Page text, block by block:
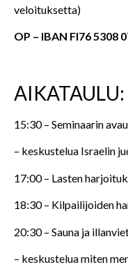
veloituksetta)
OP – IBAN FI76 5308
AIKATAULU:
15:30 – Seminaarin
– keskustelua Israelin
17:00 – Lasten
18:30 – Kilpailijoiden
20:30 – Sauna ja
– keskustelua miten